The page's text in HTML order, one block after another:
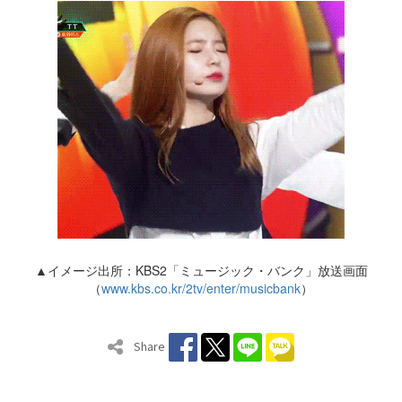
▲イメージ出所：KBS2「ミュージック・バンク」放送画面
（www.kbs.co.kr/2tv/enter/musicbank）
Share